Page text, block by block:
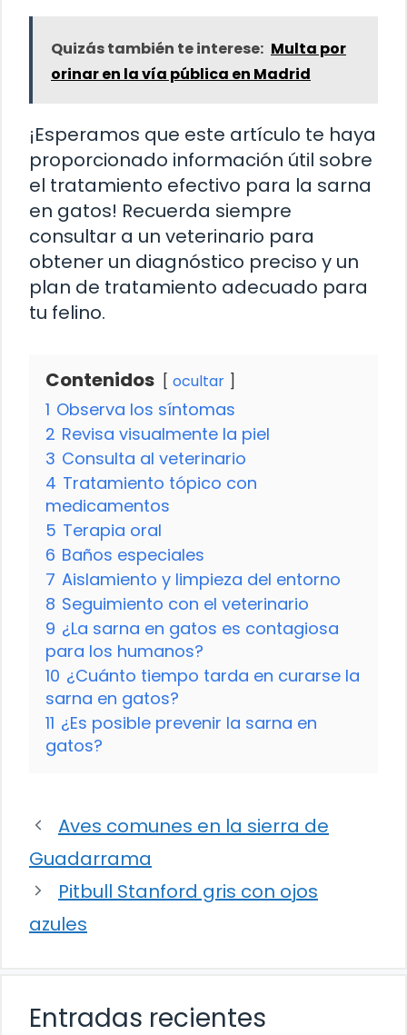
Quizás también te interese: Multa por
orinar en la vía pública en Madrid
¡Esperamos que este artículo te haya
proporcionado información útil sobre
el tratamiento efectivo para la sarna
en gatos! Recuerda siempre
consultar a un veterinario para
obtener un diagnóstico preciso y un
plan de tratamiento adecuado para
tu felino.
Contenidos ocultar
1 Observa los síntomas
2 Revisa visualmente la piel
3 Consulta al veterinario
4 Tratamiento tópico con
medicamentos
5 Terapia oral
6 Baños especiales
7 Aislamiento y limpieza del entorno
8 Seguimiento con el veterinario
9 ¿La sarna en gatos es contagiosa
para los humanos?
10 ¿Cuánto tiempo tarda en curarse la
sarna en gatos?
11 ¿Es posible prevenir la sarna en
gatos?
Aves comunes en la sierra de
Guadarrama
Pitbull Stanford gris con ojos
azules
Entradas recientes